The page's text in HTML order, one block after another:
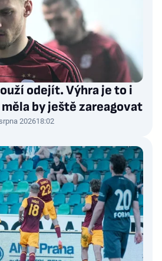
odejít. Výhra je to i
by ještě zareagovat
202618:02